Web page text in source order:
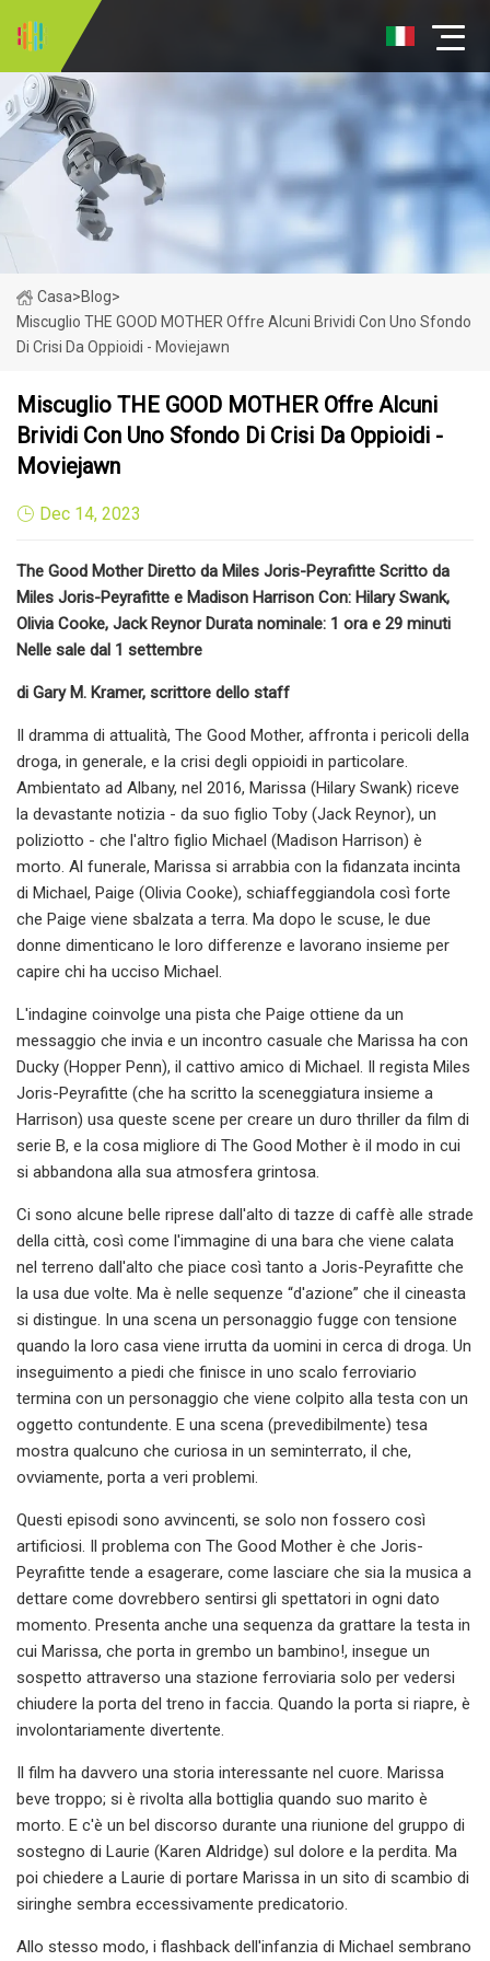
Casa>Blog>
Miscuglio THE GOOD MOTHER Offre Alcuni Brividi Con Uno Sfondo
Di Crisi Da Oppioidi - Moviejawn
Miscuglio THE GOOD MOTHER Offre Alcuni
Brividi Con Uno Sfondo Di Crisi Da Oppioidi -
Moviejawn
Dec 14, 2023
The Good Mother Diretto da Miles Joris-Peyrafitte Scritto da
Miles Joris-Peyrafitte e Madison Harrison Con: Hilary Swank,
Olivia Cooke, Jack Reynor Durata nominale: 1 ora e 29 minuti
Nelle sale dal 1 settembre
di Gary M. Kramer, scrittore dello staff
Il dramma di attualità, The Good Mother, affronta i pericoli della
droga, in generale, e la crisi degli oppioidi in particolare.
Ambientato ad Albany, nel 2016, Marissa (Hilary Swank) riceve
la devastante notizia - da suo figlio Toby (Jack Reynor), un
poliziotto - che l'altro figlio Michael (Madison Harrison) è
morto. Al funerale, Marissa si arrabbia con la fidanzata incinta
di Michael, Paige (Olivia Cooke), schiaffeggiandola così forte
che Paige viene sbalzata a terra. Ma dopo le scuse, le due
donne dimenticano le loro differenze e lavorano insieme per
capire chi ha ucciso Michael.
L'indagine coinvolge una pista che Paige ottiene da un
messaggio che invia e un incontro casuale che Marissa ha con
Ducky (Hopper Penn), il cattivo amico di Michael. Il regista Miles
Joris-Peyrafitte (che ha scritto la sceneggiatura insieme a
Harrison) usa queste scene per creare un duro thriller da film di
serie B, e la cosa migliore di The Good Mother è il modo in cui
si abbandona alla sua atmosfera grintosa.
Ci sono alcune belle riprese dall'alto di tazze di caffè alle strade
della città, così come l'immagine di una bara che viene calata
nel terreno dall'alto che piace così tanto a Joris-Peyrafitte che
la usa due volte. Ma è nelle sequenze “d'azione” che il cineasta
si distingue. In una scena un personaggio fugge con tensione
quando la loro casa viene irrutta da uomini in cerca di droga. Un
inseguimento a piedi che finisce in uno scalo ferroviario
termina con un personaggio che viene colpito alla testa con un
oggetto contundente. E una scena (prevedibilmente) tesa
mostra qualcuno che curiosa in un seminterrato, il che,
ovviamente, porta a veri problemi.
Questi episodi sono avvincenti, se solo non fossero così
artificiosi. Il problema con The Good Mother è che Joris-
Peyrafitte tende a esagerare, come lasciare che sia la musica a
dettare come dovrebbero sentirsi gli spettatori in ogni dato
momento. Presenta anche una sequenza da grattare la testa in
cui Marissa, che porta in grembo un bambino!, insegue un
sospetto attraverso una stazione ferroviaria solo per vedersi
chiudere la porta del treno in faccia. Quando la porta si riapre, è
involontariamente divertente.
Il film ha davvero una storia interessante nel cuore. Marissa
beve troppo; si è rivolta alla bottiglia quando suo marito è
morto. E c'è un bel discorso durante una riunione del gruppo di
sostegno di Laurie (Karen Aldridge) sul dolore e la perdita. Ma
poi chiedere a Laurie di portare Marissa in un sito di scambio di
siringhe sembra eccessivamente predicatorio.
Allo stesso modo, i flashback dell'infanzia di Michael sembrano